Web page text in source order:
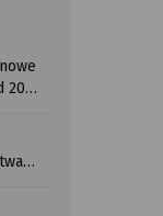
20